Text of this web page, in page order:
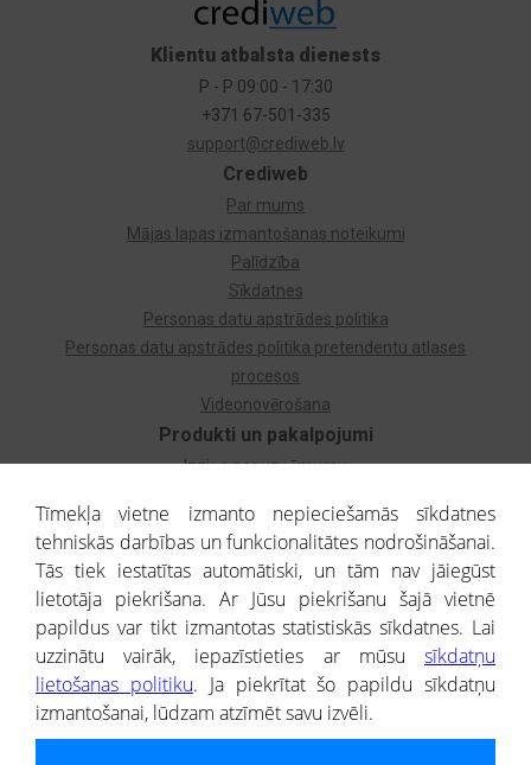
Produkti un pakalpojumi
Izziņa par uzņēmumu
Dzimtas koks
Uzņēmumu atlase
Monitorings
Kredītizziņa par ārvalstu uzņēmumiem
Crediweb
Par mums
Mājas lapas izmantošanas noteikumi
Palīdzība
Sīkdatnes
Personas datu apstrādes politika
Personas datu apstrādes politika pretendentu atlases
procesos
Videonovērošana
Klientu atbalsta dienests
P - P 09:00 - 17:30
+371 67-501-335
support@crediweb.lv
® CREDITREFORM Latvija
SIA
Tīmekļa vietne izmanto nepieciešamās sīkdatnes
tehniskās darbības un funkcionalitātes nodrošināšanai.
Tās tiek iestatītas automātiski, un tām nav jāiegūst
lietotāja piekrišana. Ar Jūsu piekrišanu šajā vietnē
papildus var tikt izmantotas statistiskās sīkdatnes. Lai
uzzinātu vairāk, iepazīstieties ar mūsu sīkdatņu
lietošanas politiku. Ja piekrītat šo papildu sīkdatņu
izmantošanai, lūdzam atzīmēt savu izvēli.